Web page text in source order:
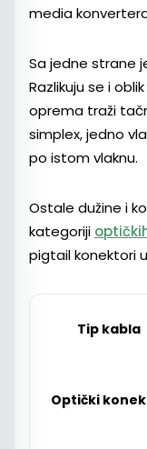
media
Sa jedne strane
Razlikuju se i
oprema traži
simplex, jedno
po istom vlaknu.
Ostale dužine i
kategoriji
pigtail konektori u
Tip kabla
Optički